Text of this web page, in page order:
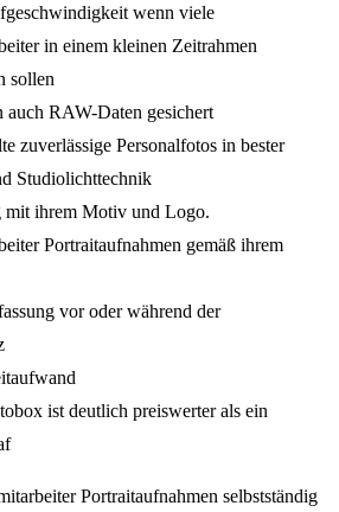
wenn viele
in einem kleinen Zeitrahmen
sollen
auch RAW-Daten gesichert
zuverlässige Personalfotos in bester
Studiolichttechnik
mit ihrem Motiv und Logo.
Portraitaufnahmen gemäß ihrem
vor oder während der
ist deutlich preiswerter als ein